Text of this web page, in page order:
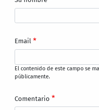
Email
El contenido de este campo se
públicamente.
Comentario